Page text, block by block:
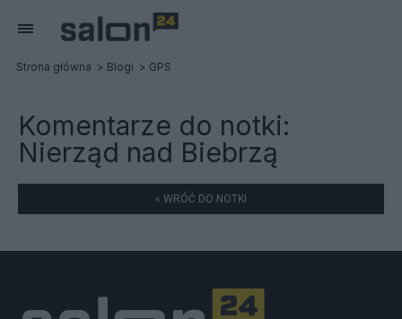
Strona główna Blogi GPS
Komentarze do notki:
Nierząd nad Biebrzą
« WRÓĆ DO NOTKI